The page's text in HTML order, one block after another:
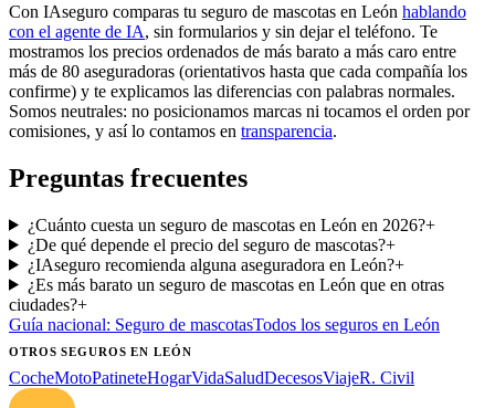
Con IAseguro comparas tu seguro de mascotas en León hablando
con el agente de IA, sin formularios y sin dejar el teléfono. Te
mostramos los precios ordenados de más barato a más caro entre
más de 80 aseguradoras (orientativos hasta que cada compañía los
confirme) y te explicamos las diferencias con palabras normales.
Somos neutrales: no posicionamos marcas ni tocamos el orden por
comisiones, y así lo contamos en transparencia.
Preguntas frecuentes
¿Cuánto cuesta un seguro de mascotas en León en 2026?+
¿De qué depende el precio del seguro de mascotas?+
¿IAseguro recomienda alguna aseguradora en León?+
¿Es más barato un seguro de mascotas en León que en otras
ciudades?+
Guía nacional: Seguro de mascotasTodos los seguros en León
OTROS SEGUROSEN LEÓN
CocheMotoPatineteHogarVidaSaludDecesosViajeR. Civil